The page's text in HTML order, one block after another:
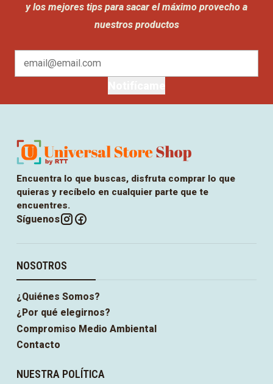
y los mejores tips para sacar el máximo provecho a
nuestros productos
Encuentra lo que buscas, disfruta comprar lo que
quieras y recíbelo en cualquier parte que te
encuentres.
Síguenos
NOSOTROS
¿Quiénes Somos?
¿Por qué elegirnos?
Compromiso Medio Ambiental
Contacto
NUESTRA POLÍTICA